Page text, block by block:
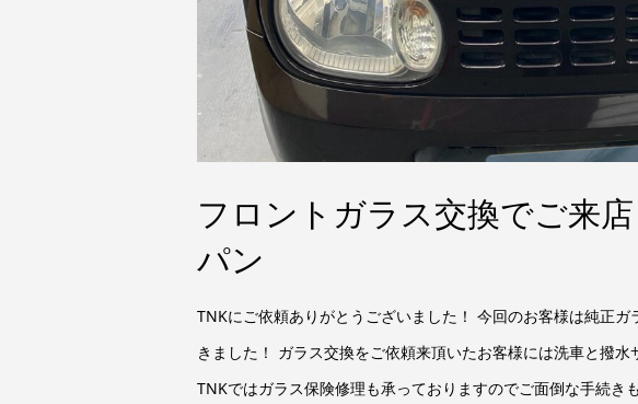
フロントガラス交換でご来
パン
TNKにご依頼ありがとうございました！ 今回のお客様は純正
きました！ ガラス交換をご依頼来頂いたお客様には洗車と撥
TNKではガラス保険修理も承っておりますのでご面倒な手続き